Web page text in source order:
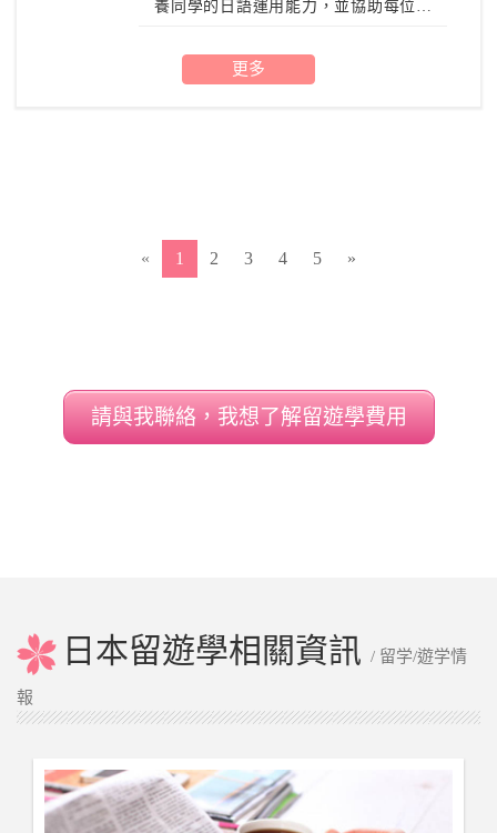
養同學的日語運用能力，並協助每位同
世界25個國家的留學生在學中。
更多
« 1 2 3 4 5 »
請與我聯絡，我想了解留遊學費用
日本留遊學相關資訊/ 留学/遊学情
報